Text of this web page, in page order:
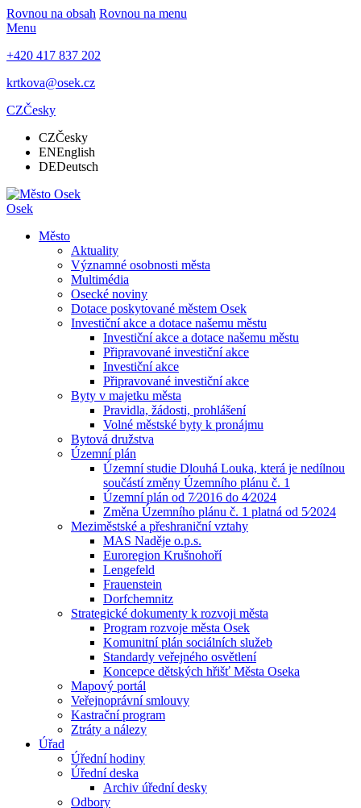
Rovnou na obsah Rovnou na menu
Menu
+420 417 837 202
krtkova@osek.cz
CZČesky
CZČesky
ENEnglish
DEDeutsch
Osek
Město
Aktuality
Významné osobnosti města
Multimédia
Osecké noviny
Dotace poskytované městem Osek
Investiční akce a dotace našemu městu
Investiční akce a dotace našemu městu
Připravované investiční akce
Investiční akce
Připravované investiční akce
Byty v majetku města
Pravidla, žádosti, prohlášení
Volné městské byty k pronájmu
Bytová družstva
Územní plán
Územní studie Dlouhá Louka, která je nedílnou
součástí změny Územního plánu č. 1
Územní plán od 7⁄2016 do 4⁄2024
Změna Územního plánu č. 1 platná od 5⁄2024
Meziměstské a přeshraniční vztahy
MAS Naděje o.p.s.
Euroregion Krušnohoří
Lengefeld
Frauenstein
Dorfchemnitz
Strategické dokumenty k rozvoji města
Program rozvoje města Osek
Komunitní plán sociálních služeb
Standardy veřejného osvětlení
Koncepce dětských hřišť Města Oseka
Mapový portál
Veřejnoprávní smlouvy
Kastrační program
Ztráty a nálezy
Úřad
Úřední hodiny
Úřední deska
Archiv úřední desky
Odbory